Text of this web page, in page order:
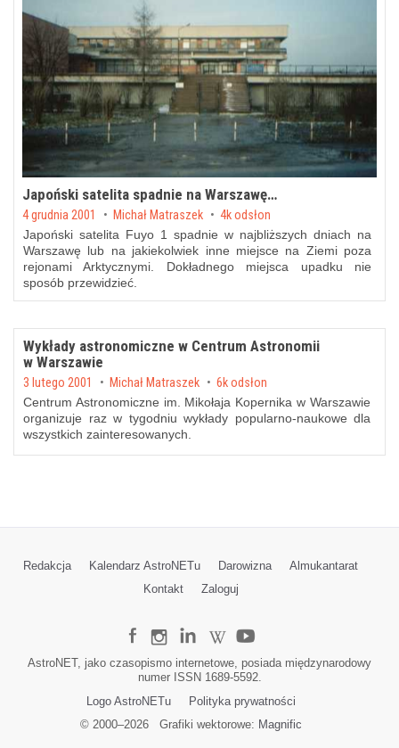
Japoński satelita spadnie na Warszawę…
Posted on
4 grudnia 2001 by Michał Matraszek 4k odsłon
Japoński satelita Fuyo 1 spadnie w najbliższych dniach na
Warszawę lub na jakiekolwiek inne miejsce na Ziemi poza
rejonami Arktycznymi. Dokładnego miejsca upadku nie
sposób przewidzieć.
Wykłady astronomiczne w Centrum Astronomii
w Warszawie
Posted on
3 lutego 2001 by Michał Matraszek 6k odsłon
Centrum Astronomiczne im. Mikołaja Kopernika w Warszawie
organizuje raz w tygodniu wykłady popularno-naukowe dla
wszystkich zainteresowanych.
Redakcja Kalendarz AstroNETu Darowizna
Almukantarat
Kontakt
Zaloguj
AstroNET, jako czasopismo internetowe, posiada międzynarodowy
numer ISSN 1689-5592.
Logo AstroNETu
Polityka prywatności
© 2000–2026Grafiki wektorowe: Magnific